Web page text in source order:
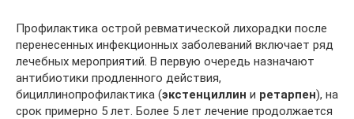
Профилактика острой ревматической лихорадки после
перенесенных инфекционных заболеваний включает ряд
лечебных мероприятий. В первую очередь назначают
антибиотики продленного действия,
бициллинопрофилактика (экстенциллин и ретарпен), на
срок примерно 5 лет. Более 5 лет лечение продолжается